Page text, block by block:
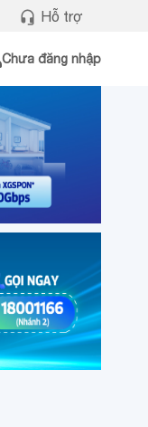
Hỗ trợ
Chưa đăng nhập